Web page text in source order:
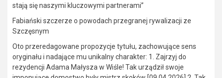
stają się naszymi kluczowymi partnerami”
Fabiański szczerze o powodach przegranej rywalizacji ze
Szczęsnym
Oto przeredagowane propozycje tytułu, zachowujące sens
oryginału i nadające mu unikalny charakter: 1. Zajrzyj do
rezydencji Adama Małysza w Wiśle! Tak urządził swoje